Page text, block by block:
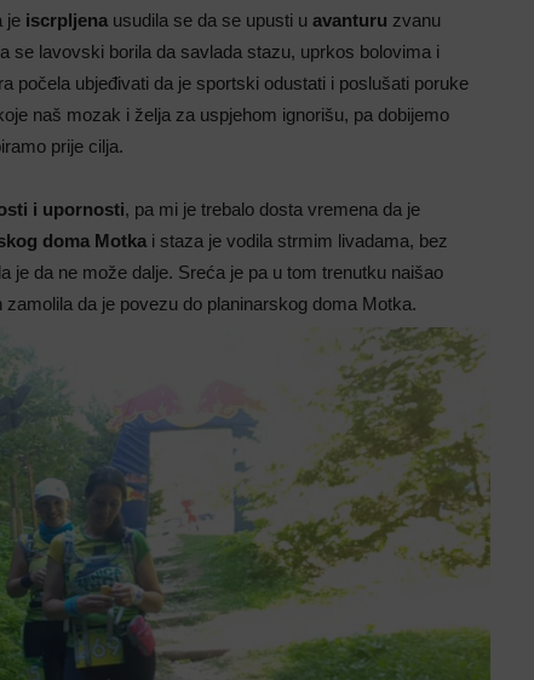
je iscrpljena usudila se da se upusti u avanturu zvanu
se lavovski borila da savlada stazu, uprkos bolovima i
počela ubjeđivati da je sportski odustati i poslušati poruke
naš mozak i želja za uspjehom ignorišu, pa dobijemo
prije cilja.
i upornosti, pa mi je trebalo dosta vremena da je
doma Motka i staza je vodila strmim livadama, bez
je da ne može dalje. Sreća je pa u tom trenutku naišao
da je povezu do planinarskog doma Motka.